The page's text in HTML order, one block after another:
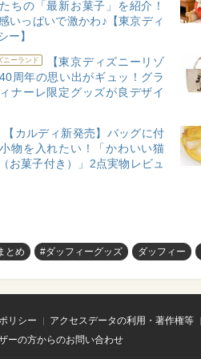
ちの「最新お菓子」を紹介！
いっぱいで激かわ♪【東京ディ
ー】
ニーランド
【東京ディズニーリゾ
周年の思い出がギュッ！グラ
ナーレ限定グッズが良デザイ
【カルディ新発売】バッグに付
物を入れたい！「かわいい猫
お菓子付き）」2点実物レビュ
とめ #ダッフィーグッズ ダッフィー
リシー アクセスデータの利用・著作権等
ーの方からのお問い合わせ